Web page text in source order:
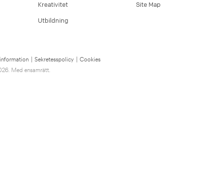
Kreativitet
Utbildning
Site Map
Sekretesspolicy
Cookies
Med ensamrätt.